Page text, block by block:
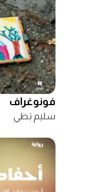
فونوغراف
سليم بَطي